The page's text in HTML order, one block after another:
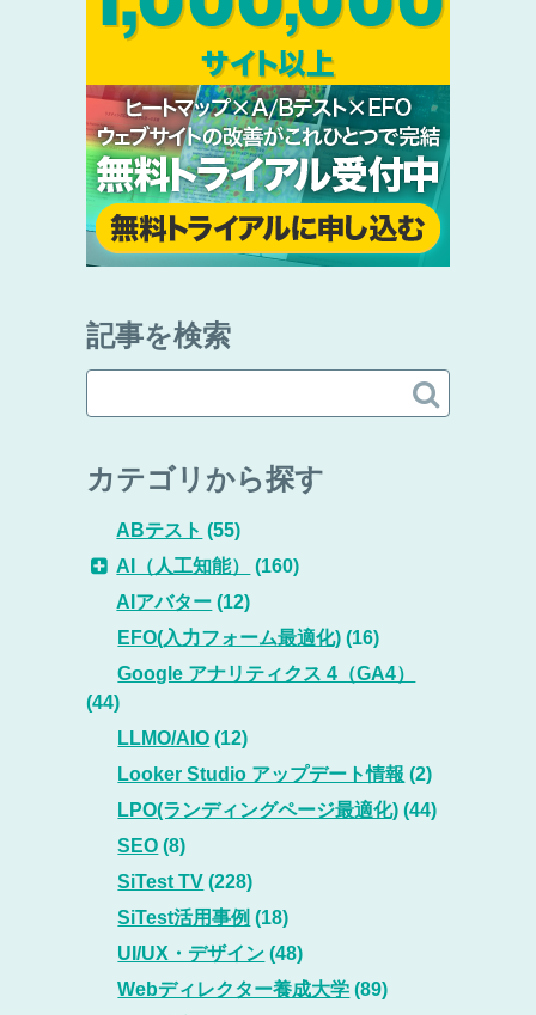
記事を検索

カテゴリから探す
ABテスト (55)
AI（人工知能）
(160)
AIアバター (12)
EFO(入力フォーム最適化) (16)
Google アナリティクス 4（GA4）
(44)
LLMO/AIO (12)
Looker Studio アップデート情報 (2)
LPO(ランディングページ最適化) (44)
SEO (8)
SiTest TV (228)
SiTest活用事例 (18)
UI/UX・デザイン (48)
Webディレクター養成大学 (89)